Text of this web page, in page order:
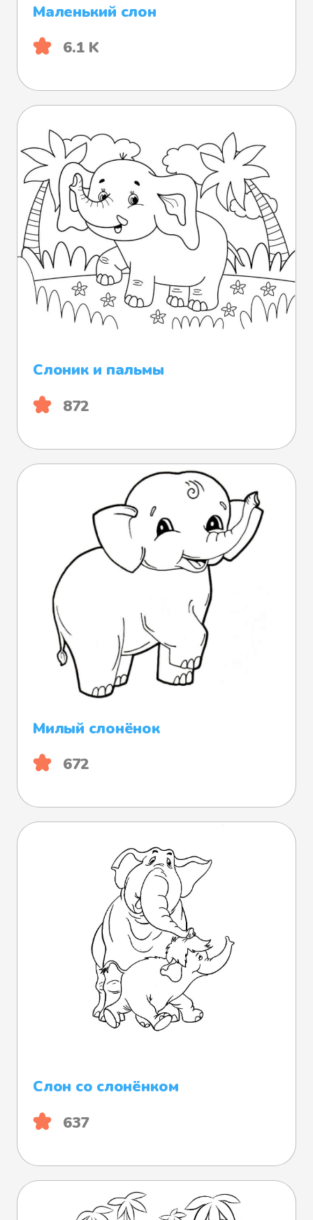
Маленький слон
6.1 K
Слоник и пальмы
872
Милый слонёнок
672
Слон со слонёнком
637